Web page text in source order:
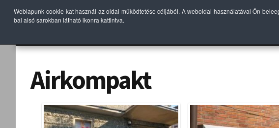
Airkompakt
Weblapunk cookie-kat használ az oldal működtetése céljából. A weboldal használatával Ön
bal alsó sarokban látható ikonra kattintva.